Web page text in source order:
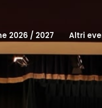
2026 / 2027 Altri